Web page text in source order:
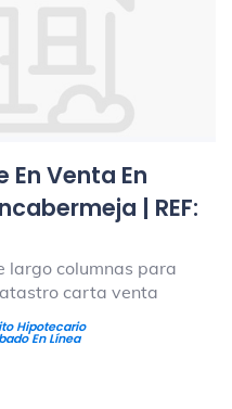
En Venta En
| REF:
largo columnas para
carta venta
Hipotecario
En Línea